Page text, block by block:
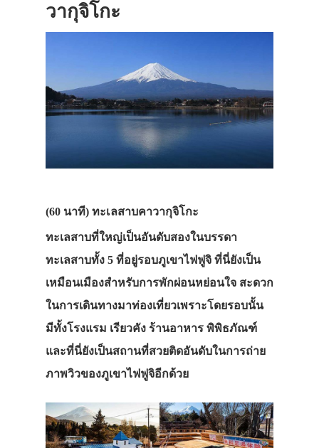
วากุจิโกะ
(60 นาที) ทะเลสาบคาวากุจิโกะ
ทะเลสาบที่ใหญ่เป็นอันดับสองในบรรดา
ทะเลสาบทั้ง 5 ที่อยู่รอบภูเขาไฟฟูจิ ที่นี่ยังเป็น
เหมือนเมืองสำหรับการพักผ่อนหย่อนใจ สะดวก
ในการเดินทางมาท่องเที่ยวเพราะโดยรอบนั้น
มีทั้งโรงแรม เรียวคัง ร้านอาหาร พิพิธภัณฑ์
และที่นี่ยังเป็นสถานที่สวยติดอันดับในการถ่าย
ภาพวิวของภูเขาไฟฟูจิอีกด้วย
VIDEO
ภาพประทับใจ